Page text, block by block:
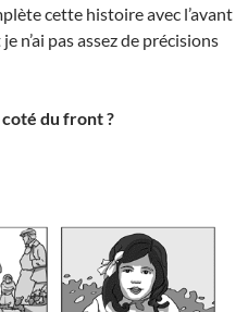
cette histoire avec l’avant
n’ai pas assez de précisions
du front ?